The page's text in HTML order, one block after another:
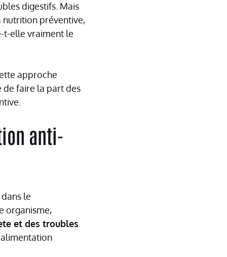
digestifs. Mais
nutrition préventive,
t-elle vraiment le
approche
de faire la part des
anti-
le
organisme,
et des troubles
alimentation